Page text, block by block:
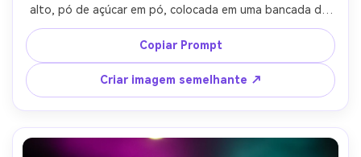
alto, pó de açúcar em pó, colocada em uma bancada de
pedra, luz lateral macia com enchimento de salto, tirada
em Canon EOS R5, lente de 85mm, f/2.2, profundidade de
campo rasa, textura fotorealista de migalhas, estilo de
capa de revista- -ar 4:5
Copiar Prompt
Criar imagem semelhante ↗